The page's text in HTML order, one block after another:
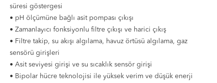
süresi göstergesi
• pH ölçümüne bağlı asit pompası çıkışı
• Zamanlayıcı fonksiyonlu filtre çıkışı ve harici çıkış
• Filtre takip, su akışı algılama, havuz örtüsü algılama, gaz
sensörü girişleri
• Asit seviyesi girişi ve su sıcaklık sensör girişi
• Bipolar hücre teknolojisi ile yüksek verim ve düşük enerji